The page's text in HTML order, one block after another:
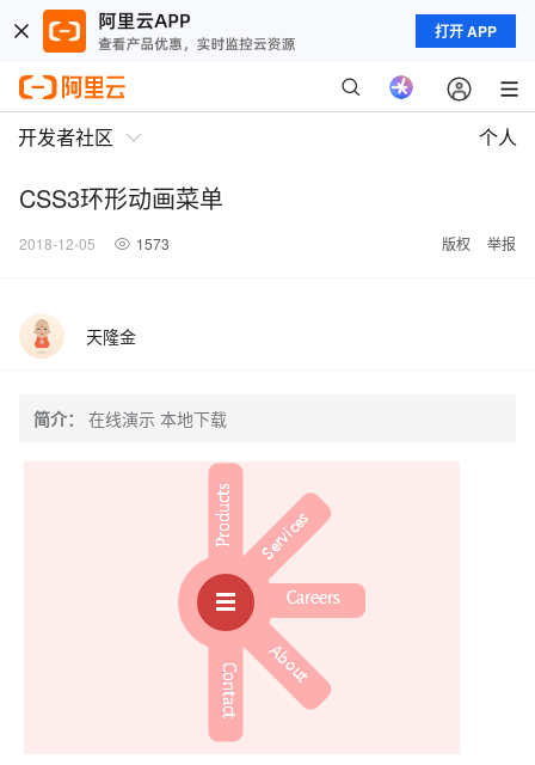
打开 APP
开发者社区 个人
CSS3环形动画菜单
2018-12-05 1573 版权 举报
天隆金
简介： 在线演示 本地下载